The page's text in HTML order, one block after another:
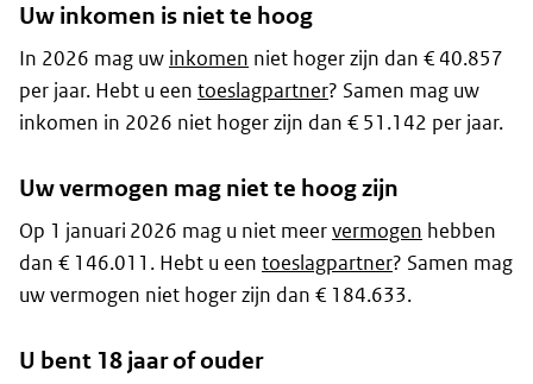
Uw inkomen is niet te hoog
In 2026 mag uw inkomen niet hoger zijn dan € 40.857
per jaar. Hebt u een toeslagpartner? Samen mag uw
inkomen in 2026 niet hoger zijn dan € 51.142 per jaar.
Uw vermogen mag niet te hoog zijn
Op 1 januari 2026 mag u niet meervermogen hebben
dan € 146.011. Hebt u een toeslagpartner? Samen mag
uw vermogen niet hoger zijn dan € 184.633.
U bent 18 jaar of ouder